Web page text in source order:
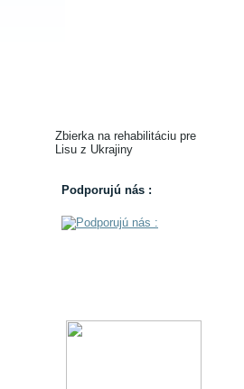
Zbierka na rehabilitáciu pre
Lisu z Ukrajiny
Podporujú nás :